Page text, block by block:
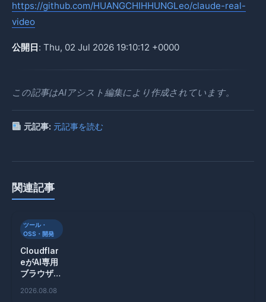
https://github.com/HUANGCHIHHUNGLeo/claude-real-
video
公開日: Thu, 02 Jul 2026 19:10:12 +0000
この記事はAIアシスト編集により作成されています。
元記事: 元記事を読む
関連記事
ツール・
OSS・開発
Cloudflar
eがAI専用
ブラウザ
」を発表！
2026.08.08